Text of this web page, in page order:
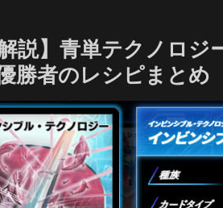
解説】青単テクノロ
勝者のレシピまとめ